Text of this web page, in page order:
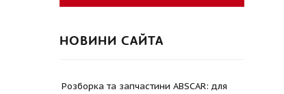
НОВИНИ САЙТА
Розборка та запчастини ABSCAR: для